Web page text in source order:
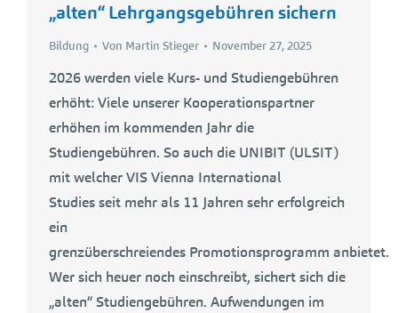
„alten“ Lehrgangsgebühren sichern
Bildung Von Martin Stieger November 27, 2025
2026 werden viele Kurs- und Studiengebühren
erhöht: Viele unserer Kooperationspartner
erhöhen im kommenden Jahr die
Studiengebühren. So auch die UNIBIT (ULSIT)
mit welcher VIS Vienna International
Studies seit mehr als 11 Jahren sehr erfolgreich
ein
grenzüberschreiendes Promotionsprogramm anbietet.
Wer sich heuer noch einschreibt, sichert sich die
„alten“ Studiengebühren. Aufwendungen im